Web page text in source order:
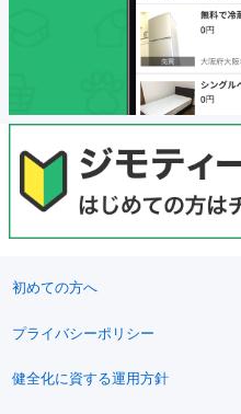
初めての方へ
プライバシーポリシー
健全化に資する運用方針